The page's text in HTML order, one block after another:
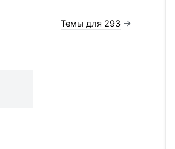
Темы для 293→